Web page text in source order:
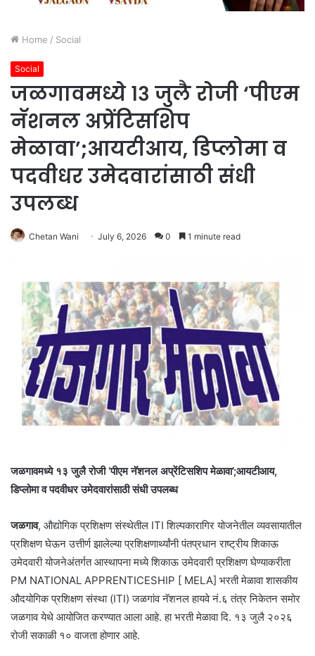
Home / Social
Social
जळगावमध्ये १३ जुलै रोजी ‘पीएम
नॅशनल अप्रेंटिसशिप
मेळावा’;आयटीआय, डिप्लोमा व
पदवीधर उमेदवारांसाठी संधी
उपलब्ध
Chetan Wani July 6, 2026 0 1 minute read
जळगावमध्ये १३ जुलै रोजी ‘पीएम नॅशनल अप्रेंटिसशिप मेळावा’;आयटीआय,
डिप्लोमा व पदवीधर उमेदवारांसाठी संधी उपलब्ध
जळगाव, औद्योगिक प्रशिक्षण संस्थेतील ITI शिल्पकारागिर योजनेतील व्यवसायातील
प्रशिक्षण घेऊन उत्तीर्ण झालेल्या प्रशिक्षणार्थ्यांनी पंतप्रधान राष्ट्रीय शिकाऊ
उमेदवारी योजनेअंतर्गत आस्थापना मध्ये शिकाऊ उमेदवारी प्रशिक्षण घेण्याकरीता
PM NATIONAL APPRENTICESHIP [ MELA] भरती मेळावा शासकीय
औदयोगिक प्रशिक्षण संस्था (ITI) जळगांव नॅशनल हायवे नं.६ तंत्र निकेतन समोर
जळगाव येथे आयोजित करण्यात आला आहे. हा भरती मेळावा दि. १३ जुलै २०२६
रोजी सकाळी १० वाजता होणार आहे.